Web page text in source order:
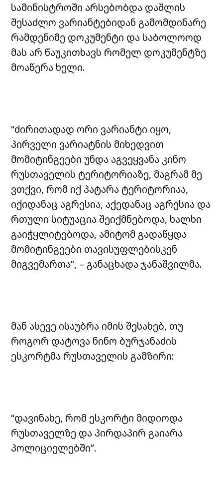
სამინისტროში არსებობდა დაშლის
შესაძლო ვარიანტებიდან გამომდინარე
რამდენიმე დოკუმენტი და საბოლოოდ
მას არ წაუკითხავს რომელ დოკუმენტზე
მოაწერა ხელი.
“ძირითადად ორი ვარიანტი იყო,
პირველი ვარიატნის მიხედვით
მომიტინგეები უნდა აგვეყვანა კინო
რუსთაველის ტერიტორიაზე, მაგრამ მე
ვთქვი, რომ იქ პატარა ტერიტორიაა,
იქიდანაც აგრესია, აქედანაც აგრესია და
რთული სიტუაცია შეიქმნებოდა, ხალხი
გაიჭყლიტებოდა, ამიტომ გადაწყდა
მომიტინგეები თავისუფლებისკენ
მიგვემართა”, – განაცხადა ჯანაშვილმა.
მან ასევე ისაუბრა იმის შესახებ, თუ
როგორ დატოვა ნინო ბურჯანაძის
ესკორტმა რუსთაველის გამზირი:
“დავინახე, რომ ესკორტი მიდიოდა
რუსთაველზე და პირდაპირ გაიარა
პოლიციელებში”.